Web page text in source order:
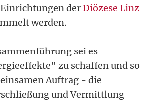
derDiözese Linz
werden.
sei es
zu schaffen und so
Auftrag - die
und Vermittlung